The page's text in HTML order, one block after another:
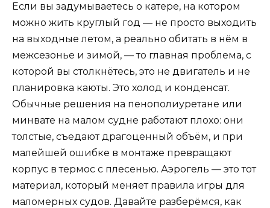
Если вы задумываетесь о катере, на котором
можно жить круглый год — не просто выходить
на выходные летом, а реально обитать в нём в
межсезонье и зимой, — то главная проблема, с
которой вы столкнётесь, это не двигатель и не
планировка каюты. Это холод и конденсат.
Обычные решения на пенополиуретане или
минвате на малом судне работают плохо: они
толстые, съедают драгоценный объём, и при
малейшей ошибке в монтаже превращают
корпус в термос с плесенью. Аэрогель — это тот
материал, который меняет правила игры для
маломерных судов. Давайте разберёмся, как